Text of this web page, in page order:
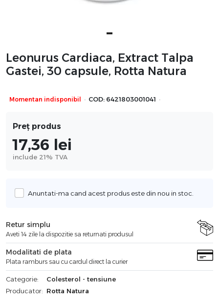
Leonurus Cardiaca, Extract Talpa
Gastei, 30 capsule, Rotta Natura
Momentan indisponibil · COD: 6421803001041 ·
Preț produs
17,36 lei
include 21% TVA
Anuntati-ma cand acest produs este din nou in stoc.
Retur simplu
Aveti 14 zile la dispozitie sa returnati produsul
Modalitati de plata
Plata ramburs sau cu cardul direct la curier
Categorie:
Colesterol - tensiune
Producator: Rotta Natura